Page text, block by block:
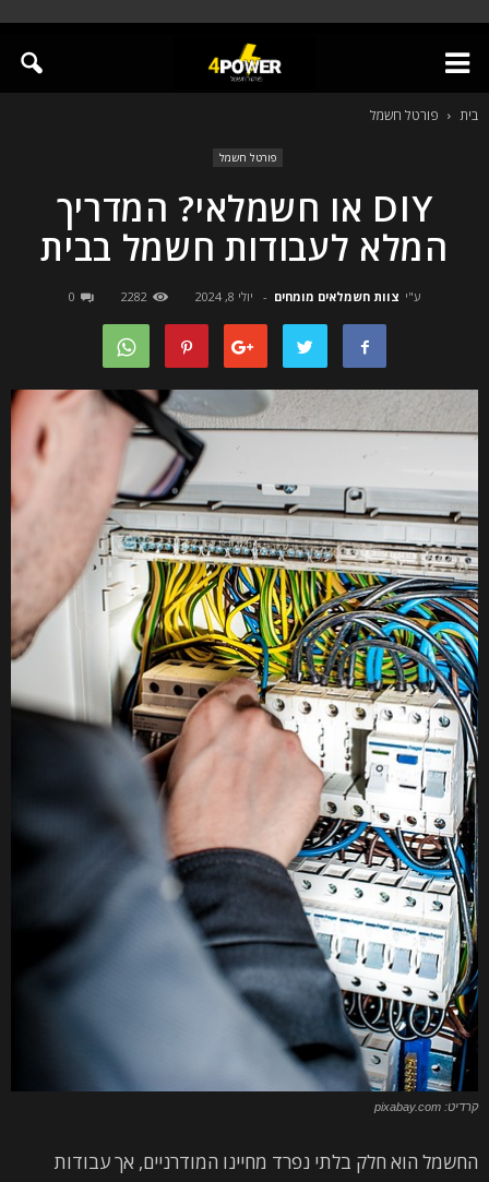
בית פורטל חשמל
פורטל חשמל
DIY או חשמלאי? המדריך
המלא לעבודות חשמל בבית
ע"י צוות חשמלאים מומחים - יולי 8, 2024 2282
0
קרדיט: pixabay.com
החשמל הוא חלק בלתי נפרד מחיינו המודרניים, אך עבודות